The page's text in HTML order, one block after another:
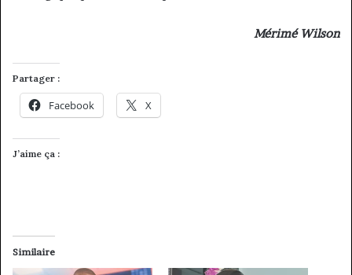
Mérimé Wilson
Partager :
Facebook X
J’aime ça :
Similaire